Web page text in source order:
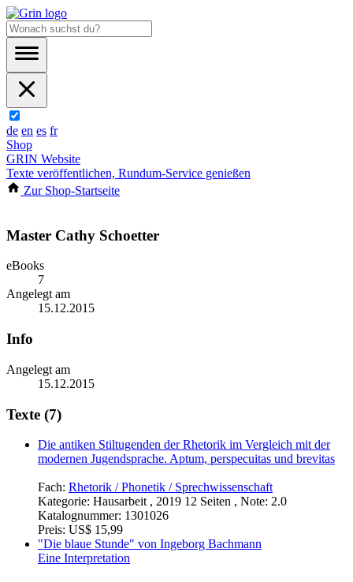
de en es fr
Shop
GRIN Website
Texte veröffentlichen, Rundum-Service genießen
Zur Shop-Startseite
Master Cathy Schoetter
eBooks
7
Angelegt am
15.12.2015
Info
Angelegt am
15.12.2015
Texte (7)
Die antiken Stiltugenden der Rhetorik im Vergleich mit der
modernen Jugendsprache. Aptum, perspecuitas und brevitas
Fach: Rhetorik / Phonetik / Sprechwissenschaft
Kategorie: Hausarbeit , 2019 12 Seiten , Note: 2.0
Katalognummer: 1301026
Preis: US$ 15,99
"Die blaue Stunde" von Ingeborg Bachmann
Eine Interpretation